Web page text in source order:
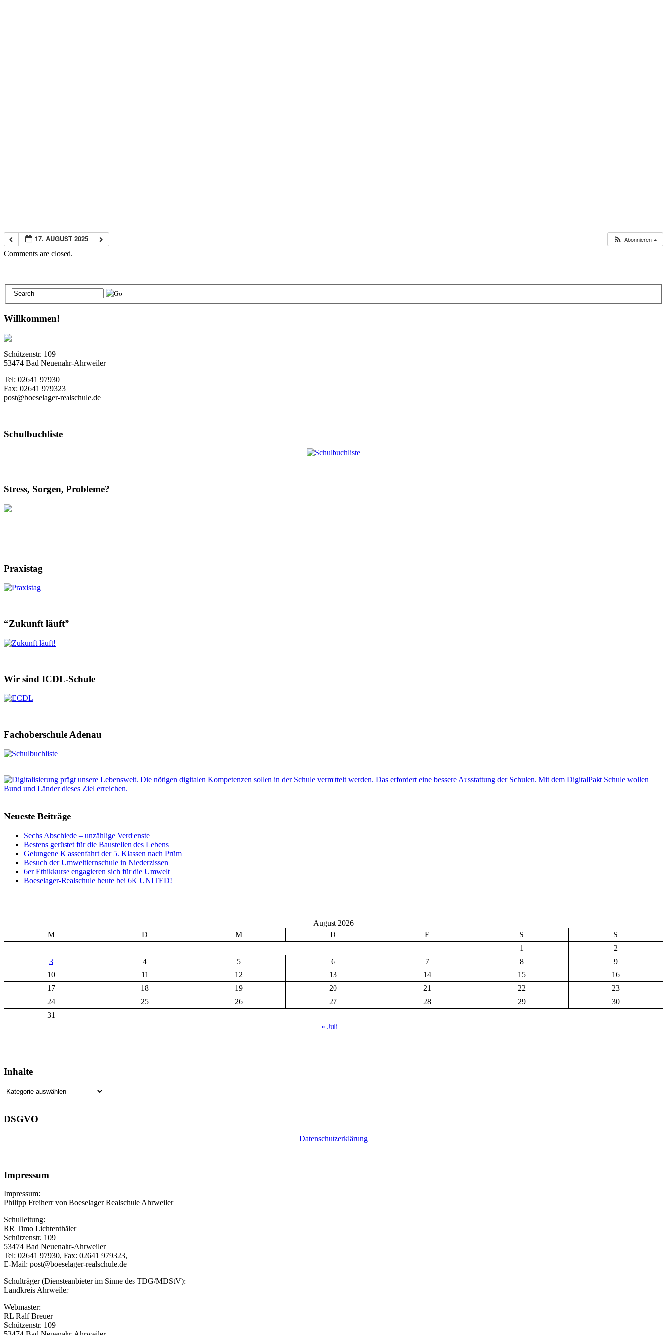
17. AUGUST 2025 Abonnieren
Comments are closed.
Willkommen!
Schützenstr. 109
53474 Bad Neuenahr-Ahrweiler
Tel: 02641 97930
Fax: 02641 979323
post@boeselager-realschule.de
Schulbuchliste
Stress, Sorgen, Probleme?
Praxistag
“Zukunft läuft”
Wir sind ICDL-Schule
Fachoberschule Adenau
Neueste Beiträge
Sechs Abschiede – unzählige Verdienste
Bestens gerüstet für die Baustellen des Lebens
Gelungene Klassenfahrt der 5. Klassen nach Prüm
Besuch der Umweltlernschule in Niederzissen
6er Ethikkurse engagieren sich für die Umwelt
Boeselager-Realschule heute bei 6K UNITED!
August 2026
M
D M D F S
S
1
2
3
4 5 6 7 8
9
10
11 12 13 14 15
16
17
18 19 20 21 22
23
24
25 26 27 28 29
30
31
« Juli
Inhalte
Inhalte
DSGVO
Datenschutzerklärung
Impressum
Impressum:
Philipp Freiherr von Boeselager Realschule Ahrweiler
Schulleitung:
RR Timo Lichtenthäler
Schützenstr. 109
53474 Bad Neuenahr-Ahrweiler
Tel: 02641 97930, Fax: 02641 979323,
E-Mail: post@boeselager-realschule.de
Schulträger (Diensteanbieter im Sinne des TDG/MDStV):
Landkreis Ahrweiler
Webmaster:
RL Ralf Breuer
Schützenstr. 109